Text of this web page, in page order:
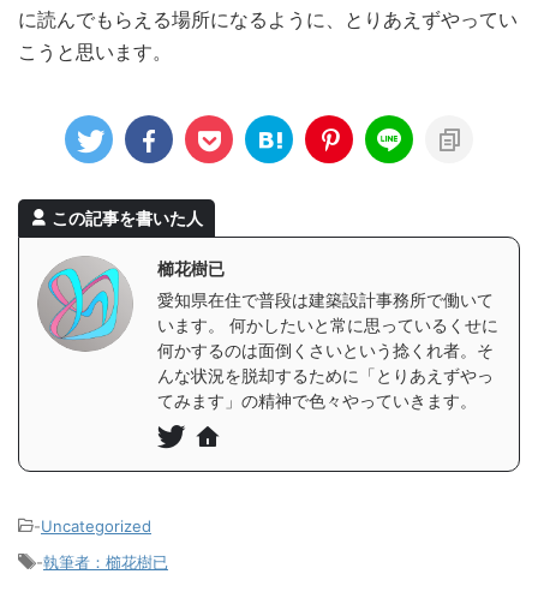
に読んでもらえる場所になるように、とりあえずやってい
こうと思います。
この記事を書いた人
櫛花樹已
愛知県在住で普段は建築設計事務所で働いて
います。 何かしたいと常に思っているくせに
何かするのは面倒くさいという捻くれ者。そ
んな状況を脱却するために「とりあえずやっ
てみます」の精神で色々やっていきます。
-Uncategorized
-執筆者：櫛花樹已